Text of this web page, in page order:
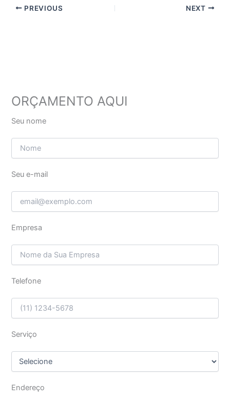
PREVIOUS NEXT
ORÇAMENTO AQUI
Seu nome
Seu e-mail
Empresa
Telefone
Serviço
Endereço